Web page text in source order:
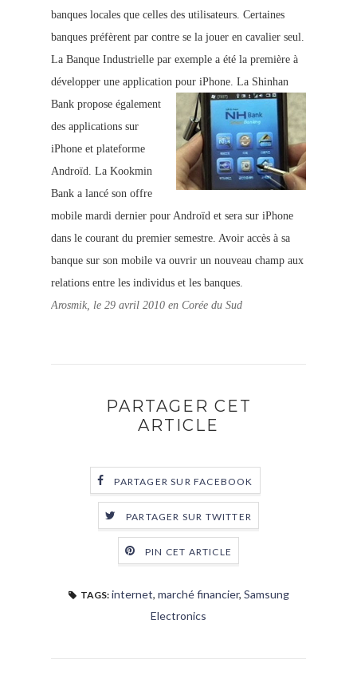
banques locales que celles des utilisateurs. Certaines
banques préfèrent par contre se la jouer en cavalier seul.
La Banque Industrielle par exemple a été la première à
développer une application pour iPhone. La Shinhan
Bank propose également
des applications sur
iPhone et plateforme
Androïd. La Kookmin
Bank a lancé son offre
mobile mardi dernier pour Androïd et sera sur iPhone
dans le courant du premier semestre. Avoir accès à sa
banque sur son mobile va ouvrir un nouveau champ aux
relations entre les individus et les banques.
Arosmik, le 29 avril 2010 en Corée du Sud
PARTAGER CET
ARTICLE
PARTAGER SUR FACEBOOK
PARTAGER SUR TWITTER
PIN CET ARTICLE
TAGS: internet, marché financier, Samsung
Electronics